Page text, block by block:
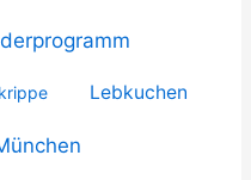
Lebkuchen